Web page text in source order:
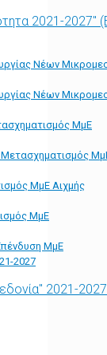
2021-
Νέων
Νέων
ΜμΕ
ΜμΕ Αιχμής
ΜμΕ
ΜμΕ
2027
2021-2027